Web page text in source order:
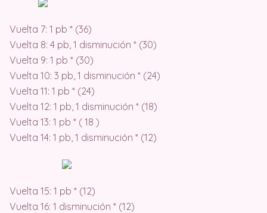
Vuelta 7: 1 pb * (36)
Vuelta 8: 4 pb, 1 disminución * (30)
Vuelta 9: 1 pb * (30)
Vuelta 10: 3 pb, 1 disminución * (24)
Vuelta 11: 1 pb * (24)
Vuelta 12: 1 pb, 1 disminución * (18)
Vuelta 13: 1 pb * ( 18 )
Vuelta 14: 1 pb, 1 disminución * (12)
Vuelta 15: 1 pb * (12)
Vuelta 16: 1 disminución * (12)